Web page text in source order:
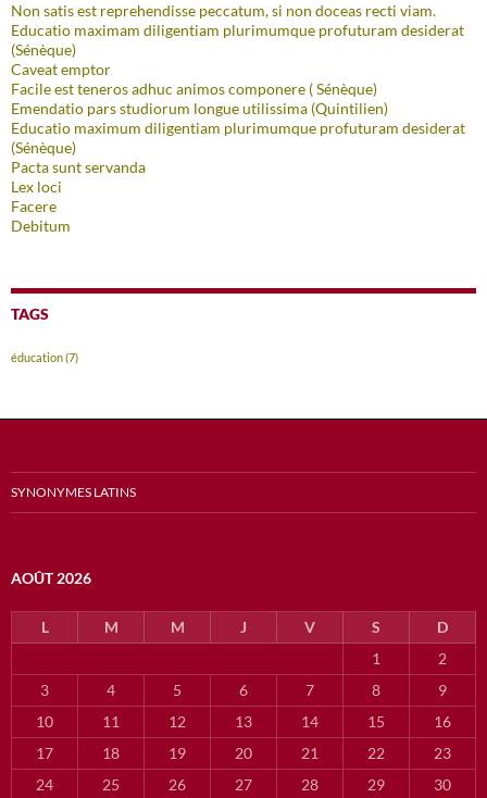
Non satis est reprehendisse peccatum, si non doceas recti viam.
Educatio maximam diligentiam plurimumque profuturam desiderat
(Sénèque)
Caveat emptor
Facile est teneros adhuc animos componere ( Sénèque)
Emendatio pars studiorum longue utilissima (Quintilien)
Educatio maximum diligentiam plurimumque profuturam desiderat
(Sénèque)
Pacta sunt servanda
Lex loci
Facere
Debitum
TAGS
éducation(7)
SYNONYMES LATINS
AOÛT 2026
L M M J V S
D
1
2
3
4 5 6 7 8
9
10
11 12 13 14 15
16
17
18 19 20 21 22
23
24
25 26 27 28 29 30